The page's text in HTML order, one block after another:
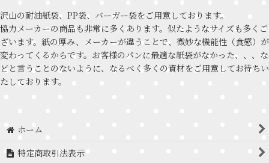
沢山の耐油紙袋、PP袋、バーガー袋をご用意しております。
協力メーカーの商品も非常に多くあります。似たようなサイズも多くご
ざいます。紙の厚み、メーカーが違うことで、微妙な機能性（食感）が
変わってくるからです。お客様のパンに最適な紙袋がなかった、、、な
どと言うことのないように、なるべく多くの資材をご用意してお待ちい
たしております。
ホーム
特定商取引法表示